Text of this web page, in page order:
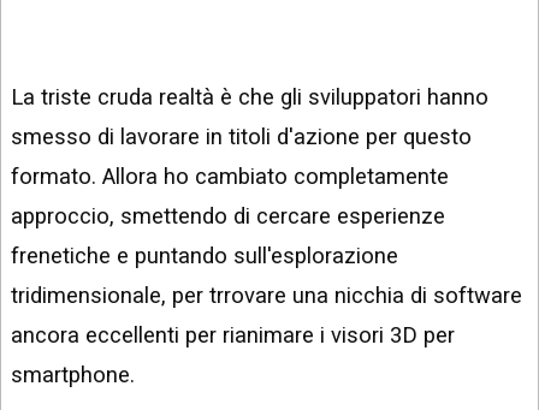
STRUMENTI
La triste cruda realtà è che gli sviluppatori hanno
smesso di lavorare in titoli d'azione per questo
formato. Allora ho cambiato completamente
approccio, smettendo di cercare esperienze
frenetiche e puntando sull'esplorazione
tridimensionale, per trrovare una nicchia di software
ancora eccellenti per rianimare i visori 3D per
smartphone.